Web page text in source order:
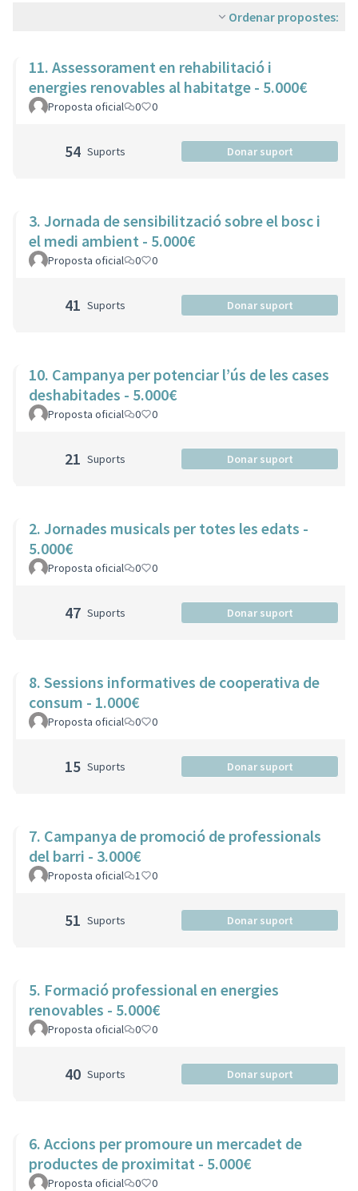
Ordenar propostes:
11. Assessorament en rehabilitació i
energies renovables al habitatge - 5.000€
Proposta oficial 0 0
54 Suports Donar suport
3. Jornada de sensibilització sobre el bosc i
el medi ambient - 5.000€
Proposta oficial 0 0
41 Suports Donar suport
10. Campanya per potenciar l’ús de les cases
deshabitades - 5.000€
Proposta oficial 0 0
21 Suports Donar suport
2. Jornades musicals per totes les edats -
5.000€
Proposta oficial 0 0
47 Suports Donar suport
8. Sessions informatives de cooperativa de
consum - 1.000€
Proposta oficial 0 0
15 Suports Donar suport
7. Campanya de promoció de professionals
del barri - 3.000€
Proposta oficial 1 0
51 Suports Donar suport
5. Formació professional en energies
renovables - 5.000€
Proposta oficial 0 0
40 Suports Donar suport
6. Accions per promoure un mercadet de
productes de proximitat - 5.000€
Proposta oficial 0 0